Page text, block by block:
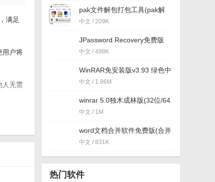
满足
用户将
人无需
户根据
pak文件解包打包工具(pak解
压) 最新版
中文 / 209K
JPassword Recovery免费版
(7zip压缩密码破译) v1.09 最
新版
中文 / 498K
WinRAR免安装版v3.93 绿色中
文免费版
中文 / 1.86M
winrar 5.0独木成林版(32位/64
位) 最新版
中文 / 1M
word文档合并软件免费版(合并
多个word文档) v1.0 最新版
中文 / 831K
热门软件